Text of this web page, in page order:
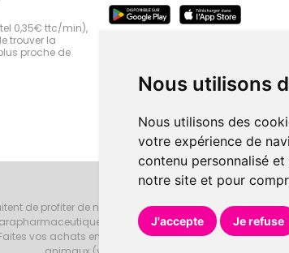
Nous utilisons
Nous utilisons des
votre expérience de
contenu personnalisé
notre site et pour
J'accepte Je refuse
0,35€ ttc/min),
trouver la
proche de
de profiter de notre accueil, de nos conseils
beauté et bien-être.
vos achats en ligne grâce à un choix de 20000